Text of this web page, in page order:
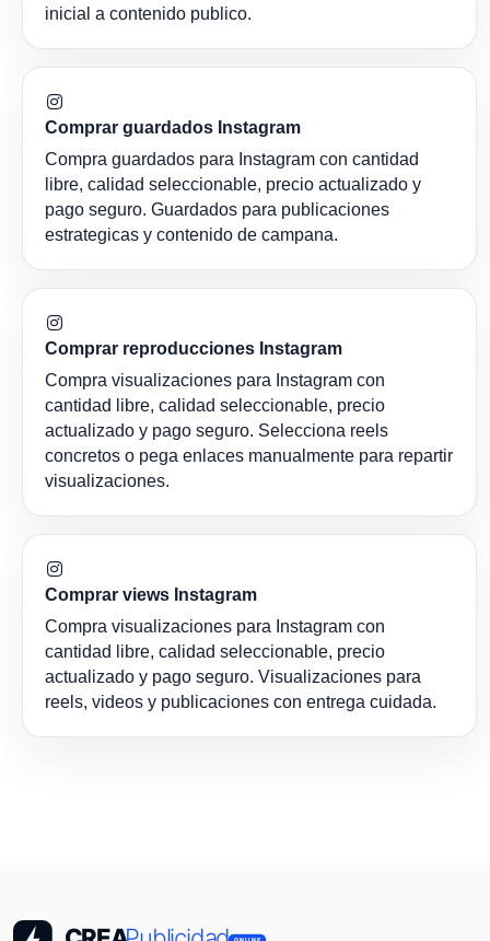
inicial a contenido publico.
Comprar guardados Instagram
Compra guardados para Instagram con cantidad
libre, calidad seleccionable, precio actualizado y
pago seguro. Guardados para publicaciones
estrategicas y contenido de campana.
Comprar reproducciones Instagram
Compra visualizaciones para Instagram con
cantidad libre, calidad seleccionable, precio
actualizado y pago seguro. Selecciona reels
concretos o pega enlaces manualmente para repartir
visualizaciones.
Comprar views Instagram
Compra visualizaciones para Instagram con
cantidad libre, calidad seleccionable, precio
actualizado y pago seguro. Visualizaciones para
reels, videos y publicaciones con entrega cuidada.